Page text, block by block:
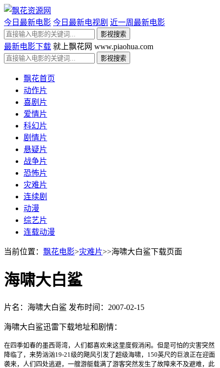
今日最新电影 今日最新电视剧 近一周最新电影
最新电影下载 就上飘花网 www.piaohua.com
飘花首页
动作片
喜剧片
爱情片
科幻片
剧情片
悬疑片
战争片
恐怖片
灾难片
连续剧
动漫
综艺片
连载动漫
当前位置： 飘花电影>灾难片>>海啸大白鲨下载页面
海啸大白鲨
片名：海啸大白鲨 发布时间：2007-02-15
海啸大白鲨迅雷下载地址和剧情：
在四季如春的墨西哥湾，人们都喜欢来这里度假消闲。但是可怕的灾害突然
降临了，来势汹汹19-21级的飓风引发了超级海啸，150英尺的巨浪正在迎面
袭来，人们四处逃避，一艘游艇载满了游客突然发生了故障来不及避难，此